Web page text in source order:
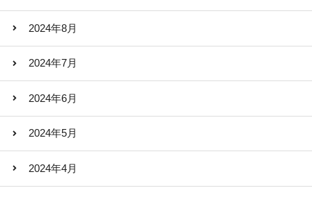
2024年8月
2024年7月
2024年6月
2024年5月
2024年4月